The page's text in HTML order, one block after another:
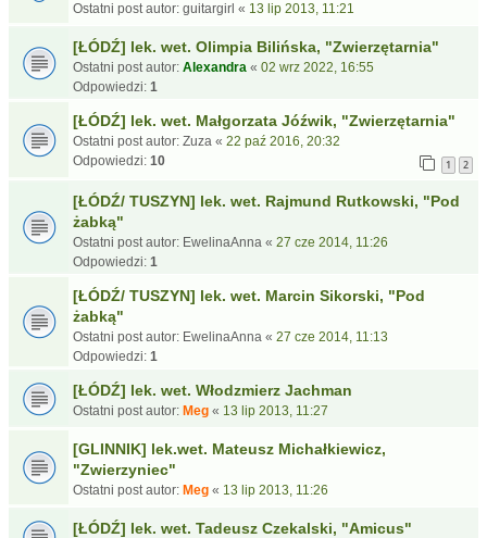
Ostatni post autor: guitargirl « 13 lip 2013, 11:21
[ŁÓDŹ] lek. wet. Olimpia Bilińska, "Zwierzętarnia"
Ostatni post autor: Alexandra « 02 wrz 2022, 16:55
Odpowiedzi: 1
[ŁÓDŹ] lek. wet. Małgorzata Jóźwik, "Zwierzętarnia"
Ostatni post autor: Zuza « 22 paź 2016, 20:32
Odpowiedzi: 10 1 2
[ŁÓDŹ/ TUSZYN] lek. wet. Rajmund Rutkowski, "Pod
żabką"
Ostatni post autor: EwelinaAnna « 27 cze 2014, 11:26
Odpowiedzi: 1
[ŁÓDŹ/ TUSZYN] lek. wet. Marcin Sikorski, "Pod
żabką"
Ostatni post autor: EwelinaAnna « 27 cze 2014, 11:13
Odpowiedzi: 1
[ŁÓDŹ] lek. wet. Włodzmierz Jachman
Ostatni post autor: Meg « 13 lip 2013, 11:27
[GLINNIK] lek.wet. Mateusz Michałkiewicz,
"Zwierzyniec"
Ostatni post autor: Meg « 13 lip 2013, 11:26
[ŁÓDŹ] lek. wet. Tadeusz Czekalski, "Amicus"